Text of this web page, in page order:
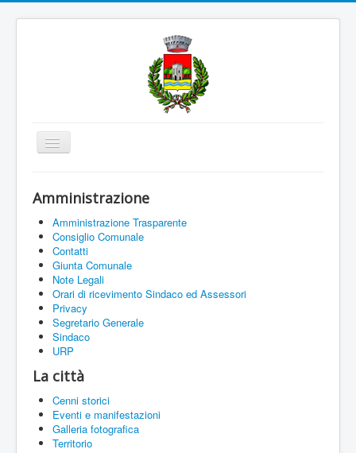
Cambia
navigazione
Amministrazione
Uffici e Servizi
La città
Associazioni
Documenti On Line
Informazioni
Amministrazione
Amministrazione Trasparente
Consiglio Comunale
Contatti
Giunta Comunale
Note Legali
Orari di ricevimento Sindaco ed Assessori
Privacy
Segretario Generale
Sindaco
URP
La città
Cenni storici
Eventi e manifestazioni
Galleria fotografica
Territorio